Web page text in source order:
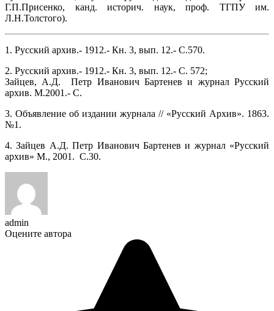
Г.П.Присенко, канд. историч. наук, проф. ТГПУ им.
Л.Н.Толстого).
1. Русский архив.- 1912.- Кн. 3, вып. 12.- С.570.
2. Русский архив.- 1912.- Кн. 3, вып. 12.- С. 572;
Зайцев, А.Д. Петр Иванович Бартенев и журнал Русский
архив. М.2001.- С.
3. Объявление об издании журнала // «Русский Архив». 1863.
№1.
4. Зайцев А.Д. Петр Иванович Бартенев и журнал «Русский
архив» М., 2001. С.30.
admin
Оцените автора